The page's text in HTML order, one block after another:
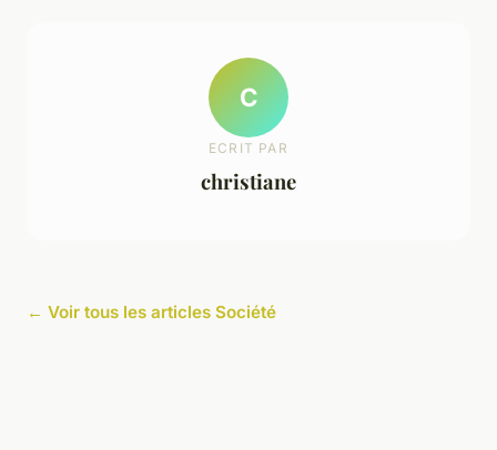
C
ECRIT PAR
christiane
← Voir tous les articles Société